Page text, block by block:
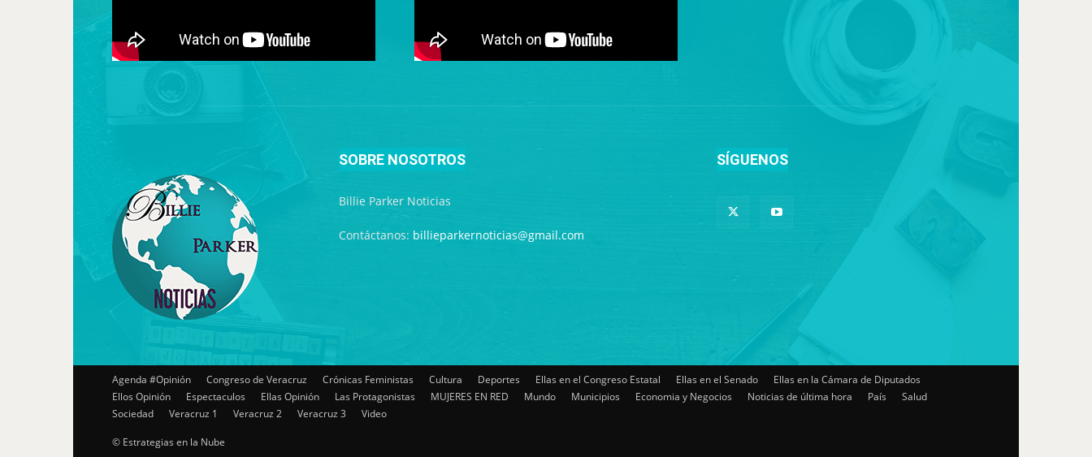
SOBRE NOSOTROS
Billie Parker Noticias
Contáctanos: billieparkernoticias@gmail.com
SÍGUENOS
Agenda #Opinión Congreso de Veracruz Crónicas Feministas Cultura Deportes Ellas en el Congreso Estatal Ellas en el Senado
Ellas en la Cámara de Diputados
Ellos Opinión
Espectaculos Ellas Opinión Las Protagonistas MUJERES EN RED Mundo Municipios Economia y Negocios Noticias de última hora País
Salud
Sociedad
Veracruz 1 Veracruz 2 Veracruz 3 Video
© Estrategias en la Nube